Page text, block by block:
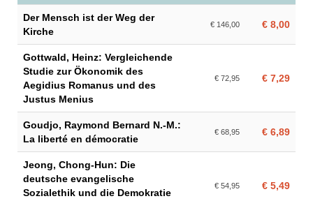
Der Mensch ist der Weg der
Kirche
€ 146,00 € 8,00
Gottwald, Heinz: Vergleichende
Studie zur Ökonomik des
Aegidius Romanus und des
Justus Menius
€ 72,95 € 7,29
Goudjo, Raymond Bernard N.-M.:
La liberté en démocratie
€ 68,95 € 6,89
Jeong, Chong-Hun: Die
deutsche evangelische
Sozialethik und die Demokratie
€ 54,95 € 5,49